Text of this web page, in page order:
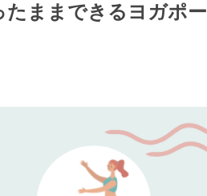
たままできるヨガポー